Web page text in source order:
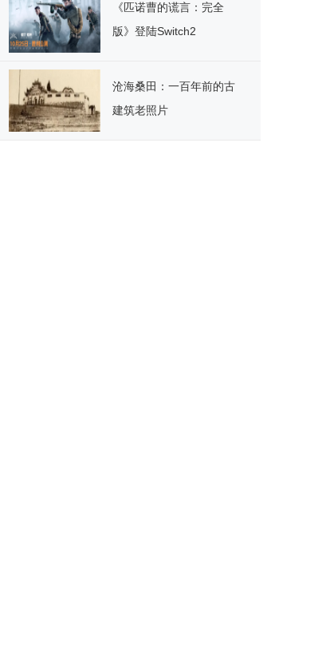
《匹诺曹的谎言：完全
版》登陆Switch2
沧海桑田：一百年前的古
建筑老照片